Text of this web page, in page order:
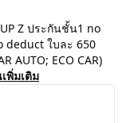
Z ประกันชั้น1 no
deduct ใบละ 650
AUTO; ECO CAR)
พิ่มเติม